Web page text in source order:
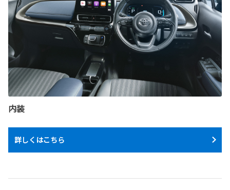
内装
詳しくはこちら